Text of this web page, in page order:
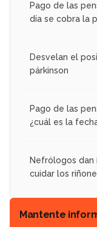
Pago de las
día se cobra la
Desvelan el
párkinson
Pago de las
¿cuál es la
Nefrólogos
cuidar los
Mantente